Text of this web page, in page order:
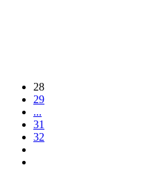
28
29
...
31
32